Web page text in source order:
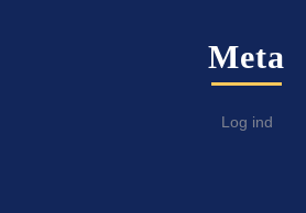
Meta
Log ind